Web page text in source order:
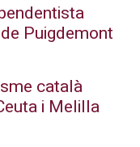
Puigdemont
català
i Melilla